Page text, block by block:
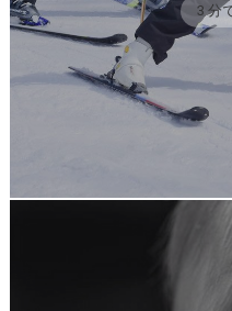
3 分